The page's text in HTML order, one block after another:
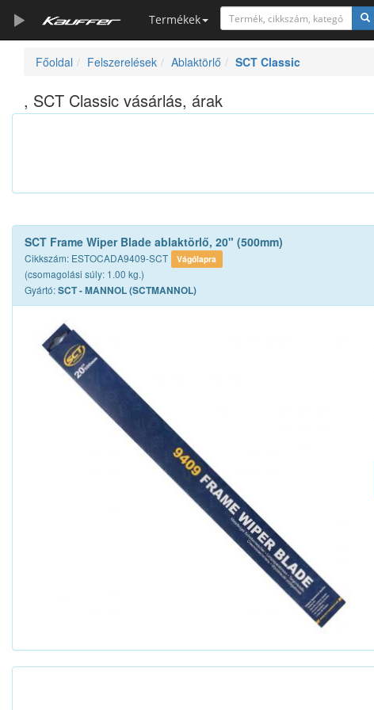
Termékek
Szerszámkatalógus
Kosár
Főoldal Felszerelések Ablaktörlő SCT Classic
, SCT Classic vásárlás, árak
SCT Frame Wiper Blade ablaktörlő, 20" (500mm)
Cikkszám: ESTOCADA9409-SCT Vágólapra
(csomagolási súly: 1.00 kg.)
Gyártó:SCT - MANNOL (SCTMANNOL)